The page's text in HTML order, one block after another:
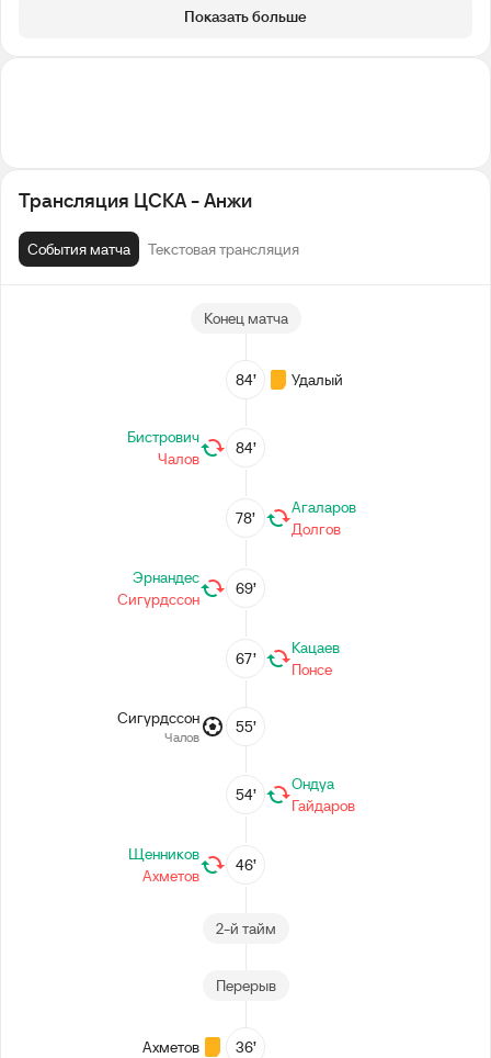
Показать больше
Трансляция ЦСКА - Анжи
События матча Текстовая трансляция
Конец матча
84’ Удалый
84’
Бистрович
Чалов
78’
Агаларов
Долгов
69’
Эрнандес
Сигурдссон
67’
Кацаев
Понсе
55’
Сигурдссон
Чалов
54’
Ондуа
Гайдаров
46’
Щенников
Ахметов
2-й тайм
Перерыв
36’
Ахметов